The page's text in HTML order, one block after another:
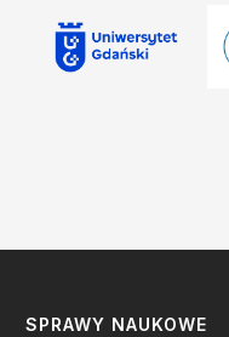
SPRAWY NAUKOWE